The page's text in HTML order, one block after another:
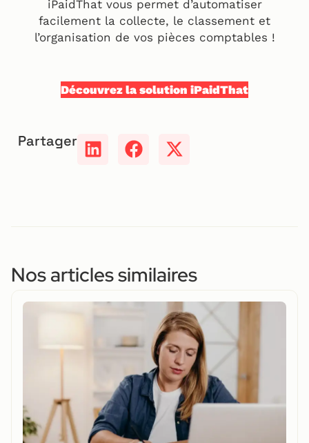
iPaidThat vous permet d’automatiser
facilement la collecte, le classement et
l’organisation de vos pièces comptables !
Découvrez la solution iPaidThat
Partager
Nos articles similaires